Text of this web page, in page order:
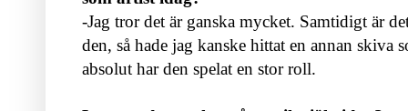
-Jag tror det är ganska mycket. Samtidigt är
den, så hade jag kanske hittat en annan skiva
absolut har den spelat en stor roll.